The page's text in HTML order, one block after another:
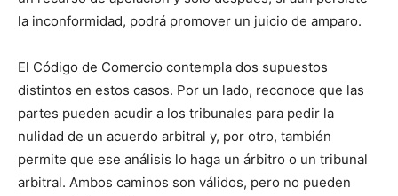
la inconformidad, podrá promover un juicio de amparo.
El Código de Comercio contempla dos supuestos
distintos en estos casos. Por un lado, reconoce que las
partes pueden acudir a los tribunales para pedir la
nulidad de un acuerdo arbitral y, por otro, también
permite que ese análisis lo haga un árbitro o un tribunal
arbitral. Ambos caminos son válidos, pero no pueden